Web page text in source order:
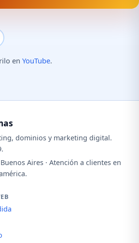
en YouTube.
dominios y marketing digital.
Aires · Atención a clientes en